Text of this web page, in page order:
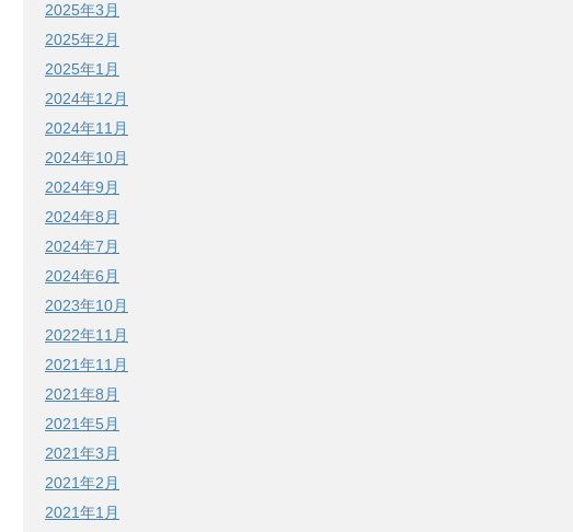
2025年3月
2025年2月
2025年1月
2024年12月
2024年11月
2024年10月
2024年9月
2024年8月
2024年7月
2024年6月
2023年10月
2022年11月
2021年11月
2021年8月
2021年5月
2021年3月
2021年2月
2021年1月